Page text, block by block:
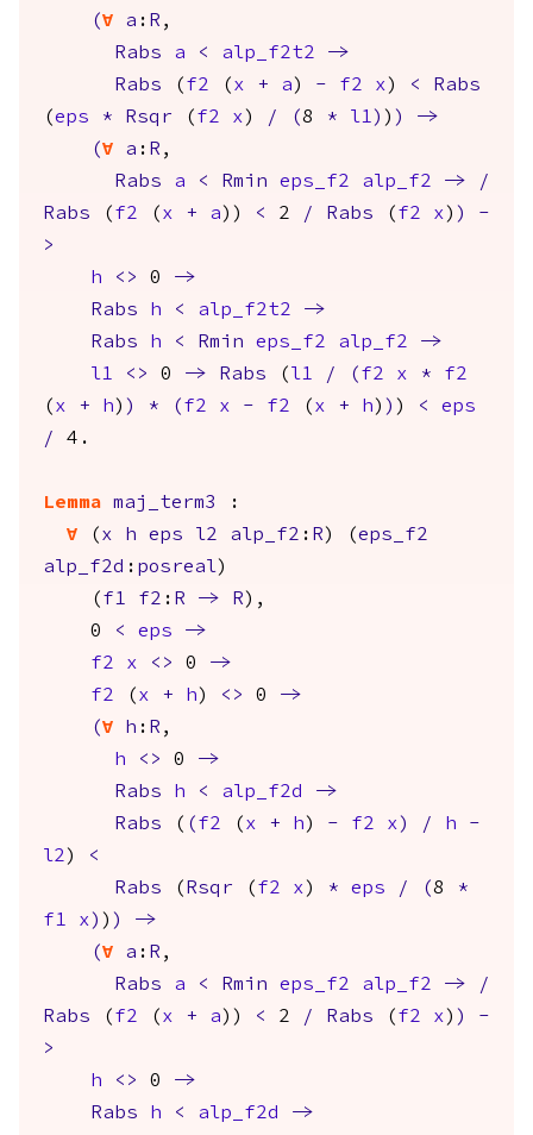
(forall a : R ,
Rabs
a < alp_f2t2
->
Rabs ( f2 ( x + a ) - f2 x ) <
Rabs
(eps * Rsqr ( f2 x ) / (8 * l1 ) ) )
->
(forall a : R ,
Rabs
a < Rmin eps_f2 alp_f2 ->
/
Rabs ( f2 ( x + a )) < 2 / Rabs ( f2 x ) )
-
>
h
<> 0 ->
Rabs
h < alp_f2t2
->
Rabs
h < Rmin eps_f2 alp_f2
->
l1
<> 0 -> Rabs ( l1 / ( f2 x *
f2
( x + h ) ) * ( f2 x - f2 ( x + h ) ) ) <
eps
/
4.
Lemma maj_term3
:
forall ( x h eps l2 alp_f2 : R ) (eps_f2
alp_f2d : posreal)
( f1 f2 : R -> R ),
0
< eps
->
f2
x <> 0 ->
f2 ( x + h ) <> 0 ->
(forall h : R ,
h
<> 0 ->
Rabs
h < alp_f2d
->
Rabs ( ( f2 ( x + h ) - f2 x ) / h
-
l2 )
<
Rabs ( Rsqr ( f2 x ) * eps / (8
*
f1
x ) ) )
->
(forall a : R ,
Rabs
a < Rmin eps_f2 alp_f2 ->
/
Rabs ( f2 ( x + a )) < 2 / Rabs ( f2 x ) )
-
>
h
<> 0 ->
Rabs
h < alp_f2d ->